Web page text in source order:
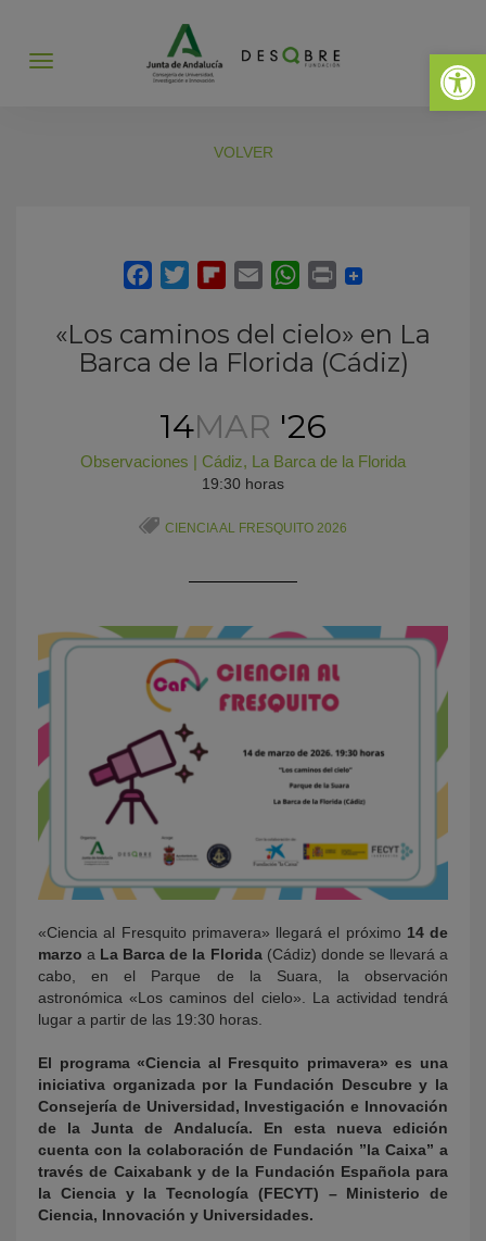
Abrir
Abrir
VOLVER
«Los caminos del cielo» en La
Barca de la Florida (Cádiz)
14MAR '26
Observaciones | Cádiz, La Barca de la Florida
19:30 horas
CIENCIA AL FRESQUITO 2026
«Ciencia al Fresquito primavera» llegará el próximo 14 de
marzo a La Barca de la Florida(Cádiz) donde se llevará a
cabo, en el Parque de la Suara, la observación
astronómica «Los caminos del cielo». La actividad tendrá
lugar a partir de las 19:30 horas.
El programa «Ciencia al Fresquito primavera» es una
iniciativa organizada por la Fundación Descubre y la
Consejería de Universidad, Investigación e Innovación
de la Junta de Andalucía. En esta nueva edición
cuenta con la colaboración de Fundación ”la Caixa” a
través de Caixabank y de la Fundación Española para
la Ciencia y la Tecnología (FECYT) – Ministerio de
Ciencia, Innovación y Universidades.